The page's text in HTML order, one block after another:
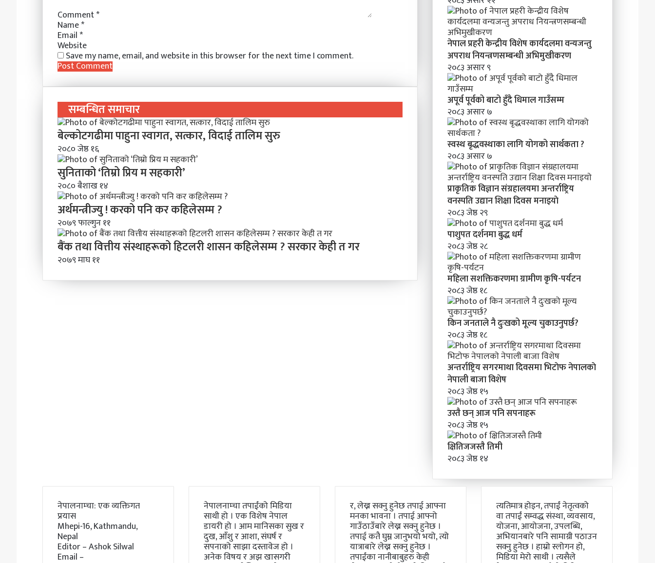
Comment*
Name*
Email*
Website
Save my name, email, and website in this browser for the next time I comment.
सम्बन्धित समाचार
बेल्कोटगढीमा पाहुना स्वागत, सत्कार, विदाई तालिम सुरु
२०८० जेष्ठ १६
सुनिताको ‘तिम्रो प्रिय म सहकारी’
२०८० बैशाख १४
अर्थमन्त्रीज्यु ! करको पनि कर कहिलेसम्म ?
२०७९ फाल्गुन ११
बैंक तथा वित्तीय संस्थाहरूको हिटलरी शासन कहिलेसम्म ? सरकार केही त गर
२०७९ माघ ११
नेपाल प्रहरी केन्द्रीय विशेष कार्यदलमा वन्यजन्तु
अपराध नियन्त्रणसम्बन्धी अभिमुखीकरण
२०८३ असार ९
अपूर्व पूर्वको बाटो हुँदै धिमाल गाउँसम्म
२०८३ असार ७
स्वस्थ बृद्धवस्थाका लागि योगको सार्थकता ?
२०८३ असार ७
प्राकृतिक विज्ञान संग्रहालयमा अन्तर्राष्ट्रिय
वनस्पति उद्यान शिक्षा दिवस मनाइयाे
२०८३ जेष्ठ २९
पाशुपत दर्शनमा बुद्ध धर्म​
२०८३ जेष्ठ २८
महिला सशक्तिकरणमा ग्रामीण कृषि-पर्यटन
२०८३ जेष्ठ १८
किन जनताले नै दुःखको मूल्य चुकाउनुपर्छ?
२०८३ जेष्ठ १८
अन्तर्राष्ट्रिय सगरमाथा दिवसमा भिटाेफ नेपालकाे
नेपाली बाजा विशेष
२०८३ जेष्ठ १५
उस्तै छन् आज पनि सपनाहरू
२०८३ जेष्ठ १५
क्षितिजजस्तै तिमी
२०८३ जेष्ठ १४
नेपालनाम्चा: एक व्यक्तिगत
प्रयास
Mhepi-16, Kathmandu,
Nepal
Editor – Ashok Silwal
Email –
नेपालनाम्चा तपाईंको मिडिया
साथी हो । एक विशेष नेपाल
डायरी हो । आम मानिसका सुख र
दुख, आँशु र आशा, संघर्ष र
सपनाको साझा दस्तावेज हो ।
अनेक विषय र अझ खासगरी
र, लेख्न सक्नु हुनेछ तपाई आफ्ना
मनका भावना । तपाई आफ्नो
गाउँठाउँबारे लेख्न सक्नु हुनेछ ।
तपाई कतै घुम्न जानुभयो भयो, त्यो
यात्राबारे लेख्न सक्नु हुनेछ ।
तपाईंका नानीबाबुहरु केही
त्यतिमात्र होइन, तपाईं नेतृत्वको
वा तपाईं सम्वद्ध संस्था, व्यवसाय,
योजना, आयोजना, उपलब्धि,
अभियानबारे पनि सामाग्री पठाउन
सक्नु हुनेछ । हाम्रो स्लोगन हो,
मिडिया मेरो साथी । त्यसैले